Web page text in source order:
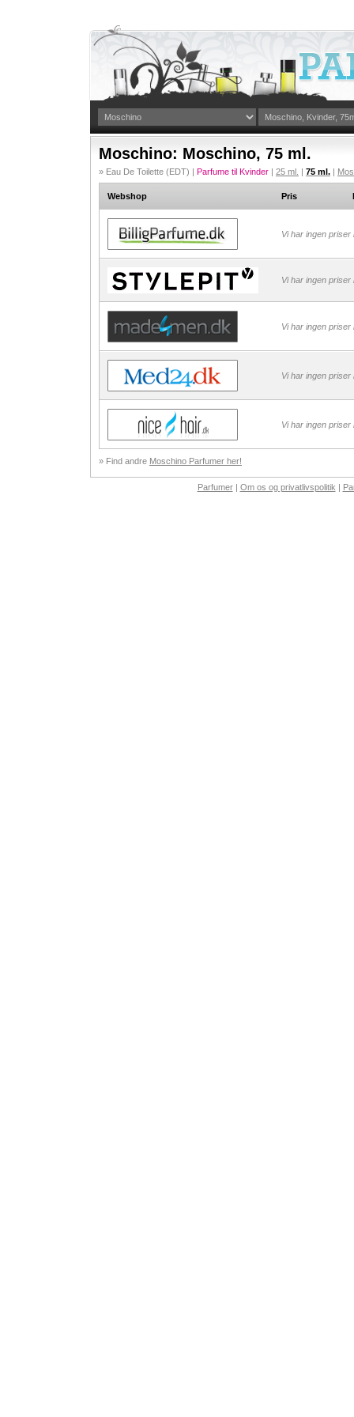
Moschino: Moschino, 75 ml.
» Eau De Toilette (EDT) | Parfume til Kvinder | 25 ml. | 75 ml. |
Webshop Pris
Vi har ingen
Vi har ingen
Vi har ingen
Vi har ingen
Vi har ingen
» Find andre Moschino Parfumer her!
Parfumer| Om os og privatlivspolitik |